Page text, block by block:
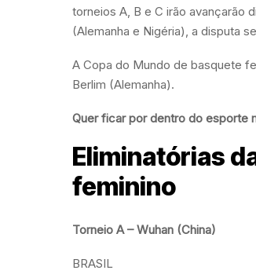
torneios A, B e C irão avançarão
(Alemanha e Nigéria), a disputa
A Copa do Mundo de basquete
Berlim (Alemanha).
Quer ficar por dentro do esporte
Eliminatórias
feminino
Torneio A – Wuhan (China)
BRASIL